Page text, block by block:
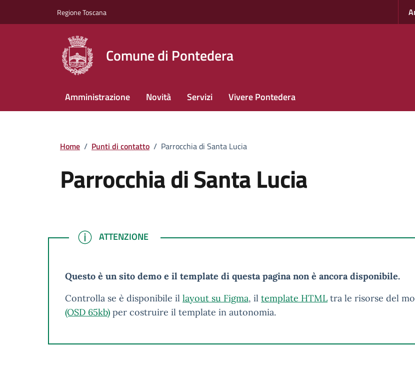
Regione Toscana
Comune di Pontedera
Amministrazione Novità Servizi Vivere Pontedera
Home / Punti di contatto / Parrocchia di Santa Lucia
Parrocchia di Santa Lucia
ATTENZIONE
ATTENZIONE
Questo è un sito demo e il template di questa pagina non è ancora disponibile.
Controlla se è disponibile il layout su Figma, il template HTML tra le risorse del
(OSD 65kb) per costruire il template in autonomia.